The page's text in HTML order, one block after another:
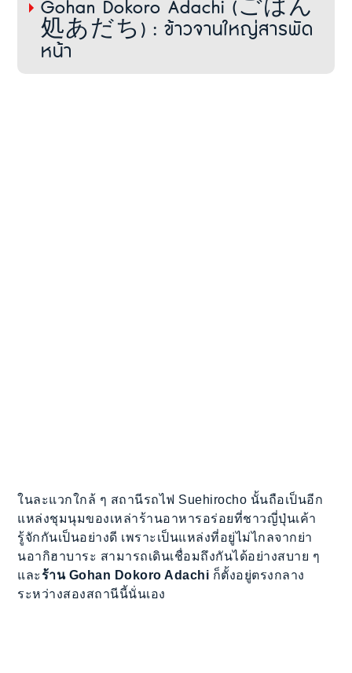
Gohan Dokoro Adachi (ごはん
処あだち) : ข้าวจานใหญ่สารพัด
หน้า
ในละแวกใกล้ ๆ สถานีรถไฟ Suehirocho นั้นถือเป็นอีก
แหล่งชุมนุมของเหล่าร้านอาหารอร่อยที่ชาวญี่ปุ่นเค้า
รู้จักกันเป็นอย่างดี เพราะเป็นแหล่งที่อยู่ไม่ไกลจากย่า
นอากิฮาบาระ สามารถเดินเชื่อมถึงกันได้อย่างสบาย ๆ
และ ร้าน Gohan Dokoro Adachi ก็ตั้งอยู่ตรงกลาง
ระหว่างสองสถานีนี้นั่นเอง